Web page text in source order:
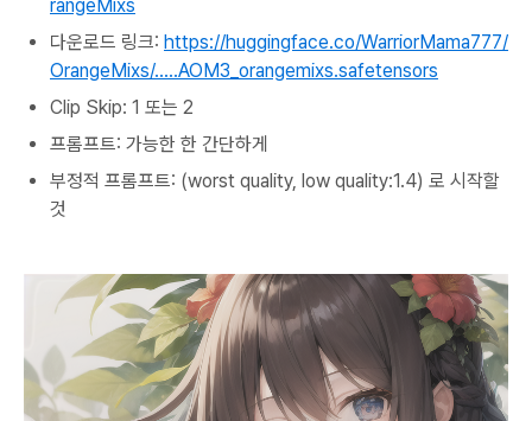
rangeMixs
다운로드 링크: https://huggingface.co/WarriorMama777/
OrangeMixs/.....AOM3_orangemixs.safetensors
Clip Skip: 1 또는 2
프롬프트: 가능한 한 간단하게
부정적 프롬프트: (worst quality, low quality:1.4) 로 시작할
것